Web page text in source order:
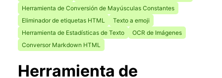
Herramienta de Conversión de Mayúsculas Constantes
Eliminador de etiquetas HTML
Texto a emoji
Herramienta de Estadísticas de Texto
OCR de Imágenes
Conversor Markdown HTML
Herramienta de